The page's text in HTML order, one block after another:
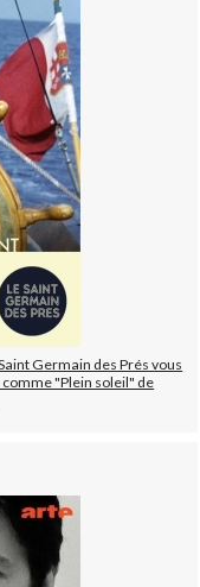
Germain des Prés vous
"Plein soleil" de